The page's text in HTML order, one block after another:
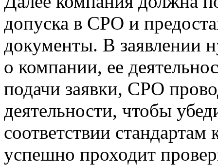
допуска в СРО и
документы. В заявлении
о компании, ее
подачи заявки, СРО
деятельности, чтобы
соответствии
успешно проходит